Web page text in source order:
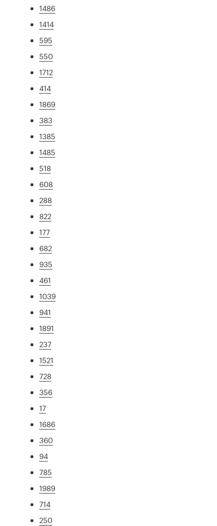
1486
1414
595
550
1712
414
1869
383
1385
1485
518
608
288
822
177
682
935
461
1039
941
1891
237
1521
728
356
17
1686
360
94
785
1989
714
250